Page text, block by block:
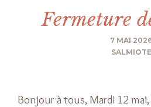
Fermeture
7 MAI
SALMIOTE
Bonjour à tous, Mardi 12